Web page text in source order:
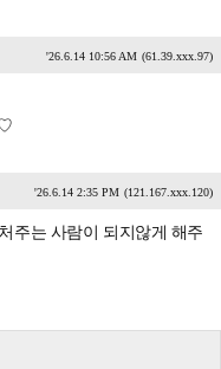
'26.6.14 10:56 AM (61.39.xxx.97)
♡
'26.6.14 2:35 PM (121.167.xxx.120)
주는 사람이 되지않게 해주